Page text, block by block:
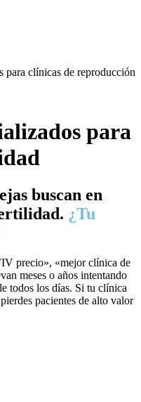
para clínicas de reproducción
para
buscan en
¿Tu
precio», «mejor clínica de
meses o años intentando
todos los días. Si tu clínica
pacientes de alto valor